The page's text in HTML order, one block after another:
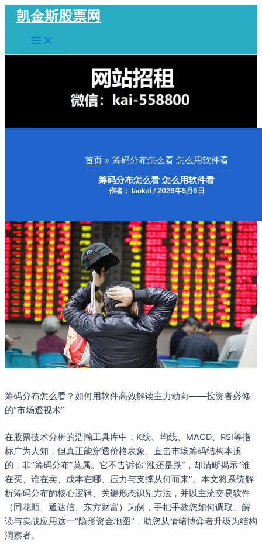
容
凯金斯股票网
Main
Menu
首页 筹码分布怎么看 怎么用软件看
筹码分布怎么看 怎么用软件看
作者： laokai /2026年5月6日
筹码分布怎么看？如何用软件高效解读主力动向——投资者必修
的“市场透视术”
在股票技术分析的浩瀚工具库中，K线、均线、MACD、RSI等指
标广为人知，但真正能穿透价格表象、直击市场筹码结构本质
的，非“筹码分布”莫属。它不告诉你“涨还是跌”，却清晰揭示“谁
在买、谁在卖、成本在哪、压力与支撑从何而来”。本文将系统解
析筹码分布的核心逻辑、关键形态识别方法，并以主流交易软件
（同花顺、通达信、东方财富）为例，手把手教您如何调取、解
读与实战应用这一“隐形资金地图”，助您从情绪博弈者升级为结构
洞察者。